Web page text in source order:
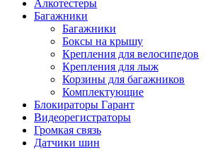
Алкотестеры
Багажники
Багажники
Боксы на крышу
Крепления для велосипедов
Крепления для лыж
Корзины для багажников
Комплектующие
Блокираторы Гарант
Видеорегистраторы
Громкая связь
Датчики шин